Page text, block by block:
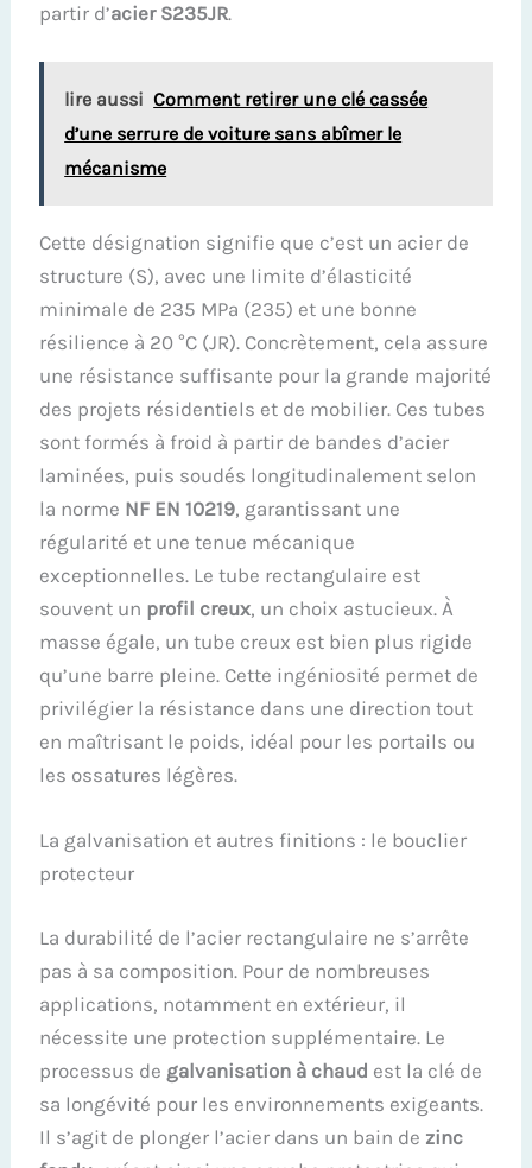
partir d’acier S235JR.
lire aussi Comment retirer une clé cassée
d’une serrure de voiture sans abîmer le
mécanisme
Cette désignation signifie que c’est un acier de
structure (S), avec une limite d’élasticité
minimale de 235 MPa (235) et une bonne
résilience à 20 °C (JR). Concrètement, cela assure
une résistance suffisante pour la grande majorité
des projets résidentiels et de mobilier. Ces tubes
sont formés à froid à partir de bandes d’acier
laminées, puis soudés longitudinalement selon
la norme NF EN 10219, garantissant une
régularité et une tenue mécanique
exceptionnelles. Le tube rectangulaire est
souvent un profil creux, un choix astucieux. À
masse égale, un tube creux est bien plus rigide
qu’une barre pleine. Cette ingéniosité permet de
privilégier la résistance dans une direction tout
en maîtrisant le poids, idéal pour les portails ou
les ossatures légères.
La galvanisation et autres finitions : le bouclier
protecteur
La durabilité de l’acier rectangulaire ne s’arrête
pas à sa composition. Pour de nombreuses
applications, notamment en extérieur, il
nécessite une protection supplémentaire. Le
processus de galvanisation à chaud est la clé de
sa longévité pour les environnements exigeants.
Il s’agit de plonger l’acier dans un bain de zinc